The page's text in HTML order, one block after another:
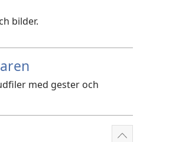
bilder.
med gester och